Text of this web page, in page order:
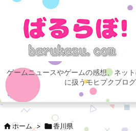
ゲームニュースやゲームの感想、ネッ
に扱うモヒプクブロ
ホーム > 香川県